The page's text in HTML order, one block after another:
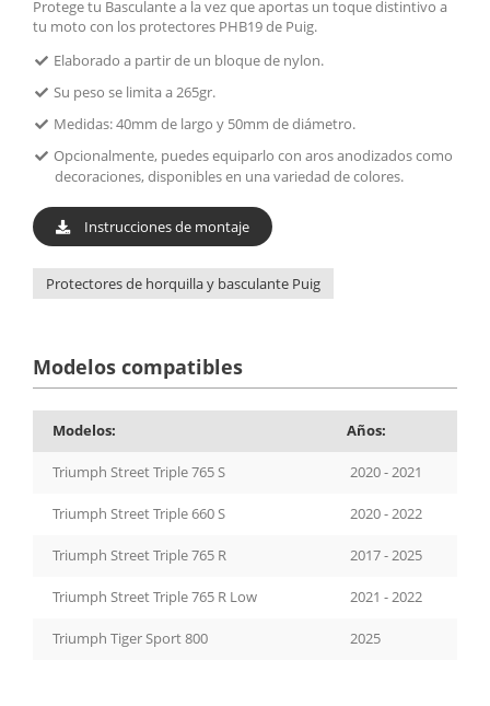
Protege tu Basculante a la vez que aportas un toque distintivo a
tu moto con los protectores PHB19 de Puig.
Elaborado a partir de un bloque de nylon.
Su peso se limita a 265gr.
Medidas: 40mm de largo y 50mm de diámetro.
Opcionalmente, puedes equiparlo con aros anodizados como
decoraciones, disponibles en una variedad de colores.
Instrucciones de montaje
Protectores de horquilla y basculante Puig
Modelos compatibles
Modelos: Años:
Triumph Street Triple 765 S 2020 - 2021
Triumph Street Triple 660 S 2020 - 2022
Triumph Street Triple 765 R 2017 - 2025
Triumph Street Triple 765 R Low 2021 - 2022
Triumph Tiger Sport 800 2025